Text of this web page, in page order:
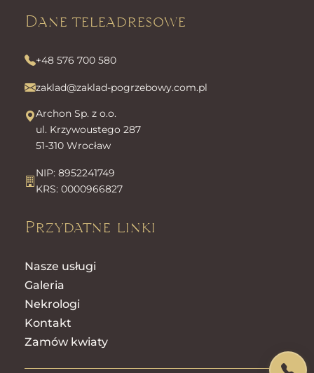
Dane teleadresowe
+48 576 700 580
zaklad@zaklad-pogrzebowy.com.pl
Archon Sp. z o.o.
ul. Krzywoustego 287
51-310 Wrocław
NIP: 8952241749
KRS: 0000966827
Przydatne linki
Nasze usługi
Galeria
Nekrologi
Kontakt
Zamów kwiaty